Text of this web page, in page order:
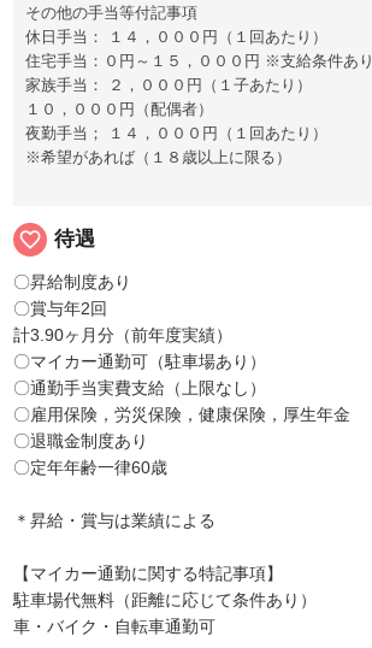
その他の手当等付記事項
休日手当： １４，０００円（１回あたり）
住宅手当：０円～１５，０００円 ※支給条件あり
家族手当： ２，０００円（１子あたり）
１０，０００円（配偶者）
夜勤手当； １４，０００円（１回あたり）
※希望があれば（１８歳以上に限る）
favorite_border 待遇
〇昇給制度あり
〇賞与年2回
計3.90ヶ月分（前年度実績）
〇マイカー通勤可（駐車場あり）
〇通勤手当実費支給（上限なし）
〇雇用保険，労災保険，健康保険，厚生年金
〇退職金制度あり
〇定年年齢一律60歳
＊昇給・賞与は業績による
【マイカー通勤に関する特記事項】
駐車場代無料（距離に応じて条件あり）
車・バイク・自転車通勤可